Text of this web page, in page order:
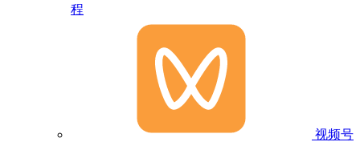
程
视频号